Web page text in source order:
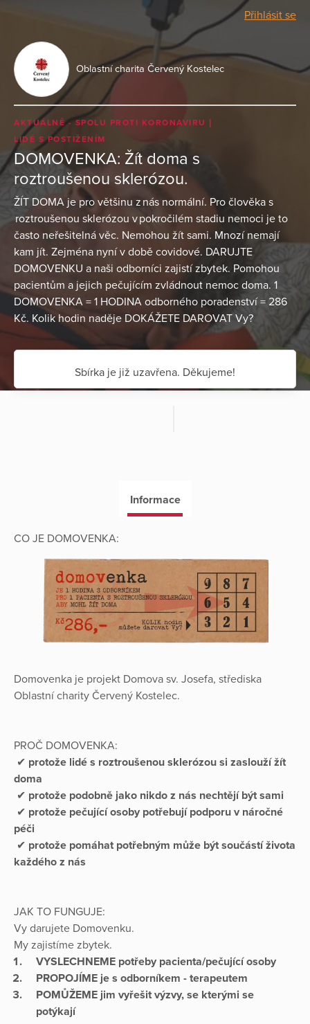
Přihlásit se
Oblastní charita Červený Kostelec
AKTUÁLNĚ - SPOLU PROTI KORONAVIRU
LIDÉ S POSTIŽENÍM
DOMOVENKA: Žít doma s
roztroušenou sklerózou.
ŽÍT DOMA je pro většinu z nás normální. Pro člověka s
roztroušenou sklerózou v pokročilém stadiu nemoci je to
často neřešitelná věc. Nemohou žít sami. Mnozí nemají
kam jít. Zejména nyní v době covidové. DARUJTE
DOMOVENKU a naši odborníci zajistí zbytek. Pomohou
pacientům a jejich pečujícím zvládnout nemoc doma. 1
DOMOVENKA = 1 HODINA odborného poradenství = 286
Kč. Kolik hodin naděje DOKÁŽETE DAROVAT Vy?
Sbírka je již uzavřena. Děkujeme!
Informace
CO JE DOMOVENKA:
Domovenka je projekt Domova sv. Josefa, střediska
Oblastní charity Červený Kostelec.
PROČ DOMOVENKA:
✔ protože lidé s roztroušenou sklerózou si zaslouží žít
doma
✔ protože podobně jako nikdo z nás nechtějí být sami
✔ protože pečující osoby potřebují podporu v náročné
péči
✔ protože pomáhat potřebným může být součástí života
každého z nás
JAK TO FUNGUJE:
Vy darujete Domovenku.
My zajistíme zbytek.
VYSLECHNEME potřeby pacienta/pečující osoby
PROPOJÍME je s odborníkem - terapeutem
POMŮŽEME jim vyřešit výzvy, se kterými se
potýkají